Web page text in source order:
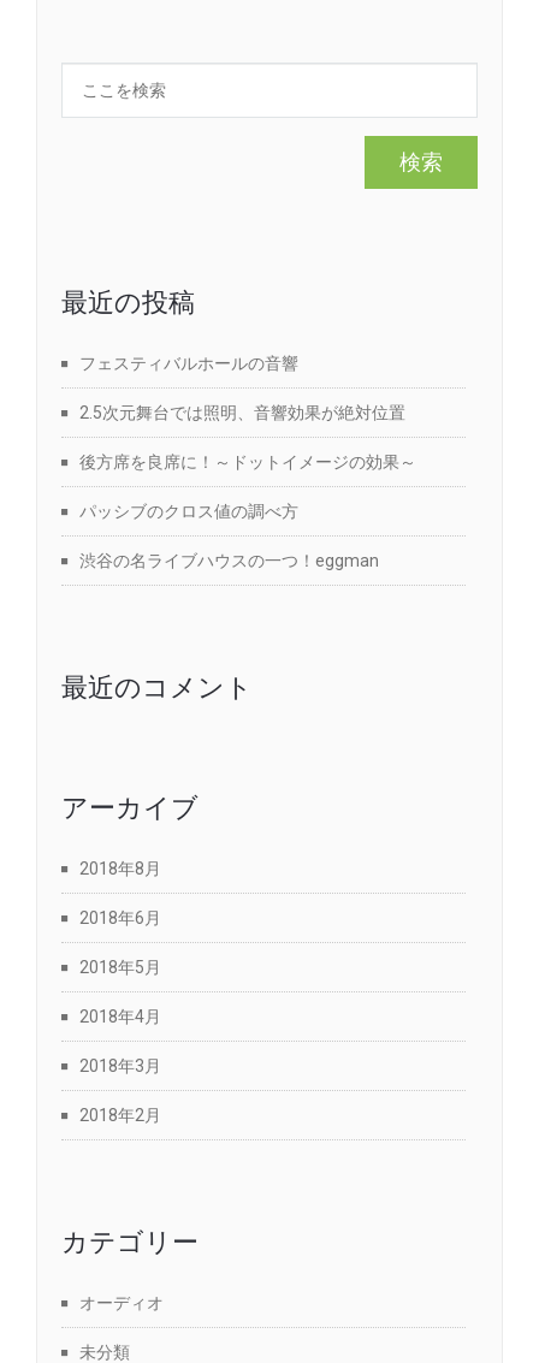
最近の投稿
フェスティバルホールの音響
2.5次元舞台では照明、音響効果が絶対位置
後方席を良席に！～ドットイメージの効果～
パッシブのクロス値の調べ方
渋谷の名ライブハウスの一つ！eggman
最近のコメント
アーカイブ
2018年8月
2018年6月
2018年5月
2018年4月
2018年3月
2018年2月
カテゴリー
オーディオ
未分類